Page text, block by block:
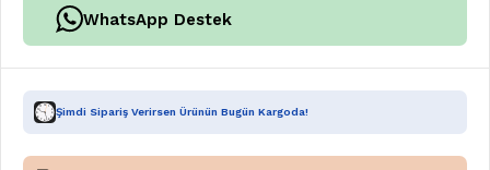
WhatsApp Destek
Şimdi Sipariş Verirsen Ürünün Bugün Kargoda!